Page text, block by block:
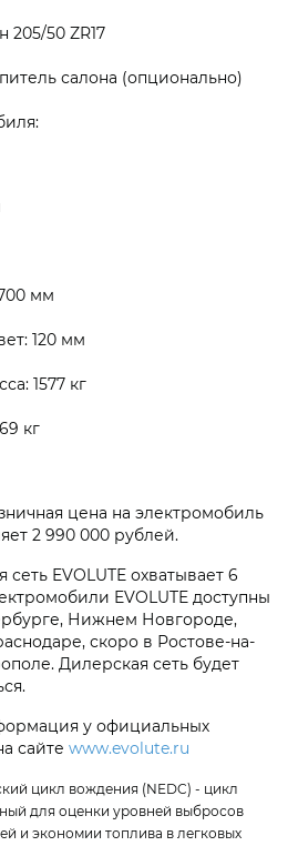
205/50 ZR17
салона (опционально)
мм
120 мм
1577 кг
кг
цена на электромобиль
2 990 000 рублей.
EVOLUTE охватывает 6
EVOLUTE доступны
Нижнем Новгороде,
скоро в Ростове-на-
Дилерская сеть будет
у официальных
сайте www.evolute.ru
цикл вождения (NEDC) - цикл
для оценки уровней выбросов
и экономии топлива в легковых